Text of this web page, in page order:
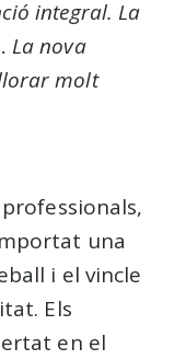
integral. La
La nova
molt
una
i el vincle
Els
en el